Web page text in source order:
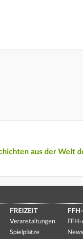
aus der Welt
FREIZEIT
Veranstaltungen
Spielplätze